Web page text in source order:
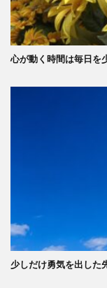
心が動く時間は毎日を
少しだけ勇気を出した